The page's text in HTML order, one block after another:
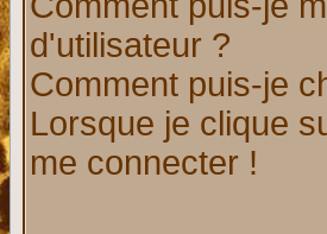
d'utilisateur ?
Comment puis-je
Lorsque je clique
me connecter !